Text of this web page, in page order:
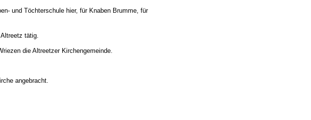
und Töchterschule hier, für Knaben Brumme, für
tätig.
die Altreetzer Kirchengemeinde.
angebracht.